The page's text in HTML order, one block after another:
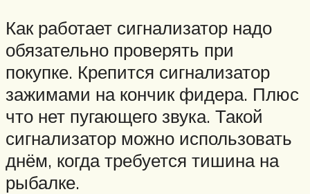
Как работает сигнализатор надо
обязательно проверять при
покупке. Крепится сигнализатор
зажимами на кончик фидера. Плюс
что нет пугающего звука. Такой
сигнализатор можно использовать
днём, когда требуется тишина на
рыбалке.